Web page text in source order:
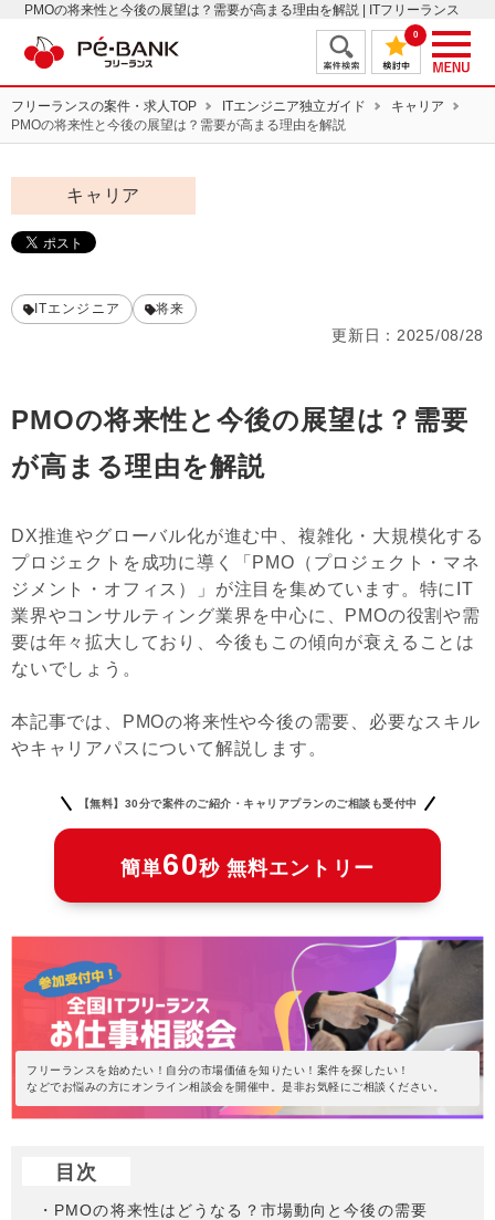
PMOの将来性と今後の展望は？需要が高まる理由を解説 | ITフリーランス
0
フリーランスの案件・求人TOP ITエンジニア独立ガイド
キャリア
PMOの将来性と今後の展望は？需要が高まる理由を解説
キャリア
ITエンジニア 将来
更新日： 2025/08/28
PMOの将来性と今後の展望は？需要
が高まる理由を解説
DX推進やグローバル化が進む中、複雑化・大規模化する
プロジェクトを成功に導く「PMO（プロジェクト・マネ
ジメント・オフィス）」が注目を集めています。特にIT
業界やコンサルティング業界を中心に、PMOの役割や需
要は年々拡大しており、今後もこの傾向が衰えることは
ないでしょう。
本記事では、PMOの将来性や今後の需要、必要なスキル
やキャリアパスについて解説します。
【無料】30分で案件のご紹介・キャリアプランのご相談も受付中
簡単60秒 無料エントリー
フリーランスを始めたい！自分の市場価値を知りたい！案件を探したい！
などでお悩みの方にオンライン相談会を開催中。是非お気軽にご相談ください。
目次
・PMOの将来性はどうなる？市場動向と今後の需要